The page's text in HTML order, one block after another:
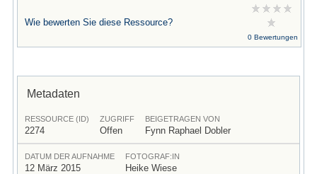
Wie bewerten Sie diese Ressource?
0 Bewertungen
Metadaten
RESSOURCE (ID)
2274
ZUGRIFF
Offen
BEIGETRAGEN VON
Fynn Raphael Dobler
DATUM DER AUFNAHME
12 März 2015
FOTOGRAF:IN
Heike Wiese